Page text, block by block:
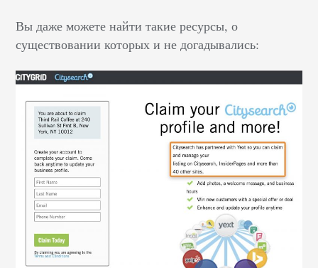
Вы даже можете найти такие ресурсы, о
существовании которых и не догадывались: